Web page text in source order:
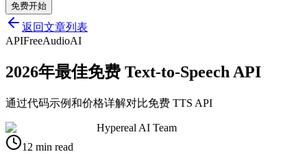
免费开始
返回文章列表
APIFreeAudioAI
2026年最佳免费 Text-to-Speech API
通过代码示例和价格详解对比免费 TTS API
Hypereal AI Team
12 min read